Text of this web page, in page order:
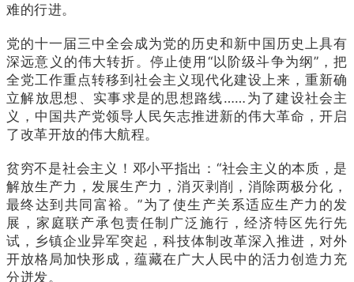
难的行进。
党的十一届三中全会成为党的历史和新中国历史上具有
深远意义的伟大转折。停止使用“以阶级斗争为纲”，把
全党工作重点转移到社会主义现代化建设上来，重新确
立解放思想、实事求是的思想路线……为了建设社会主
义，中国共产党领导人民矢志推进新的伟大革命，开启
了改革开放的伟大航程。
贫穷不是社会主义！邓小平指出：“社会主义的本质，是
解放生产力，发展生产力，消灭剥削，消除两极分化，
最终达到共同富裕。”为了使生产关系适应生产力的发
展，家庭联产承包责任制广泛施行，经济特区先行先
试，乡镇企业异军突起，科技体制改革深入推进，对外
开放格局加快形成，蕴藏在广大人民中的活力创造力充
分迸发。